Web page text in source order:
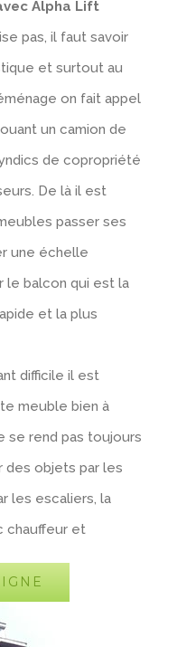
Alpha Lift
pas, il faut savoir
et surtout au
on fait appel
un camion de
de copropriété
De là il est
passer ses
une échelle
le balcon qui est la
et la plus
difficile il est
meuble bien à
se rend pas toujours
des objets par les
les escaliers, la
chauffeur et